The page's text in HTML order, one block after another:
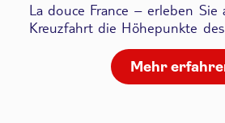
La douce France – erleben Sie
Kreuzfahrt die Höhepunkte
Mehr